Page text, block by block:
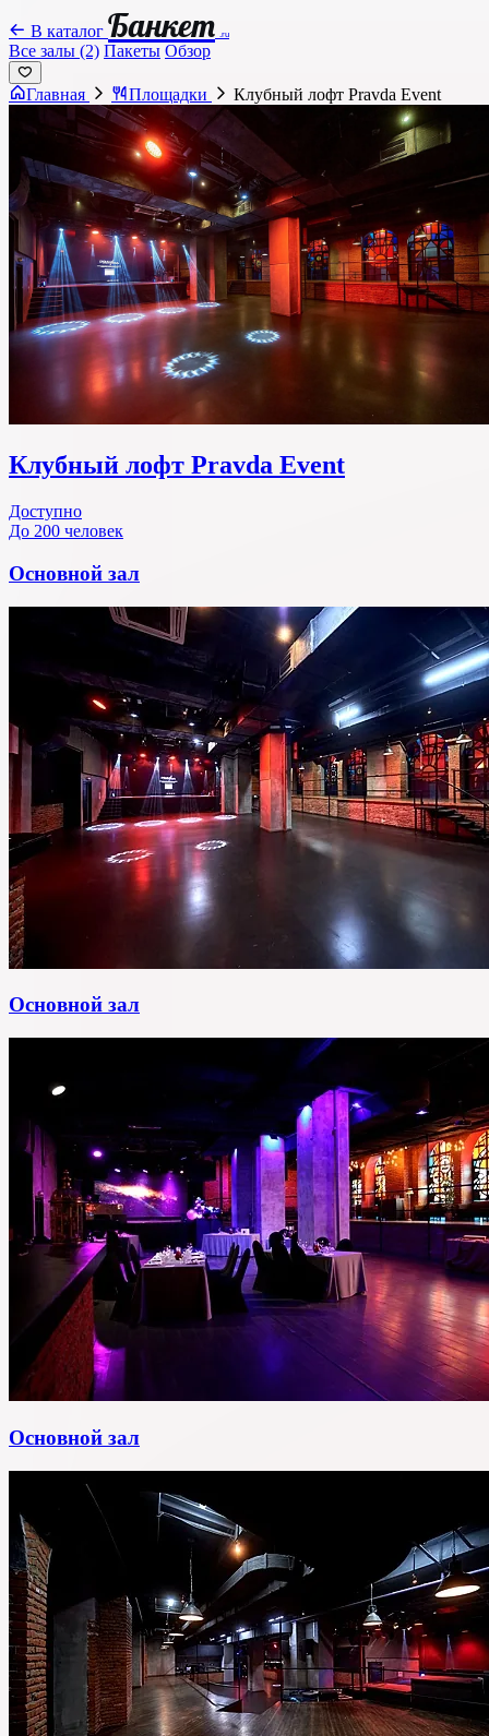
В каталог Банкет .ru
Все залы (2) Пакеты Обзор
Главная Площадки Клубный лофт Pravda Event
Клубный лофт Pravda Event
Доступно
До 200 человек
Основной зал
Основной зал
Основной зал